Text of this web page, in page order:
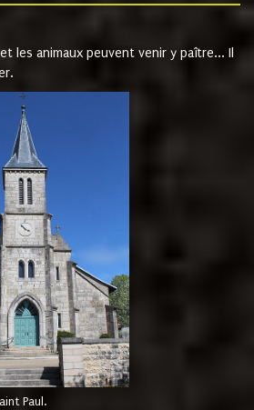
les animaux peuvent venir y paître... Il
Paul.